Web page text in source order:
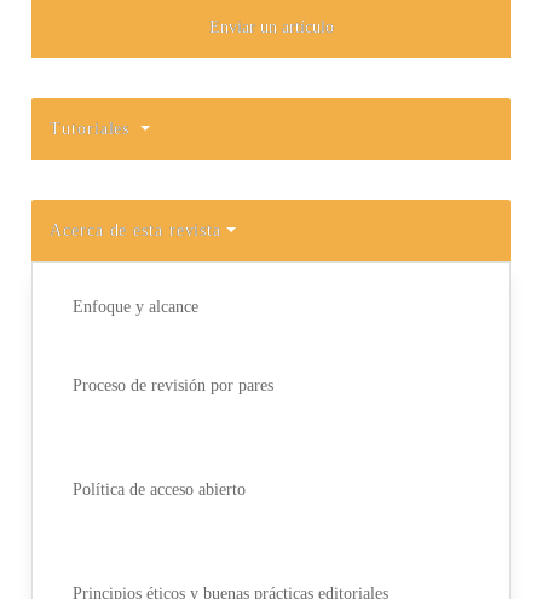
Detalles del artículoEnviar un artículo
Tutoriales
Acerca de esta revista
Enfoque y alcance
Proceso de revisión por pares
Política de acceso abierto
Principios éticos y buenas prácticas editoriales